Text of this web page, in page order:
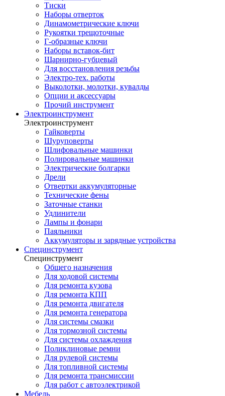
Тиски
Наборы отверток
Динамометрические ключи
Рукоятки трещоточные
Г-образные ключи
Наборы вставок-бит
Шарнирно-губцевый
Для восстановления резьбы
Электро-тех. работы
Выколотки, молотки, кувалды
Опции и аксессуары
Прочий инструмент
Электроинструмент
Электроинструмент
Гайковерты
Шуруповерты
Шлифовальные машинки
Полировальные машинки
Электрические болгарки
Дрели
Отвертки аккумуляторные
Технические фены
Заточные станки
Удлинители
Лампы и фонари
Паяльники
Аккумуляторы и зарядные устройства
Специнструмент
Специнструмент
Общего назначения
Для ходовой системы
Для ремонта кузова
Для ремонта КПП
Для ремонта двигателя
Для ремонта генератора
Для системы смазки
Для тормозной системы
Для системы охлаждения
Поликлиновые ремни
Для рулевой системы
Для топливной системы
Для ремонта трансмиссии
Для работ с автоэлектрикой
Мебель